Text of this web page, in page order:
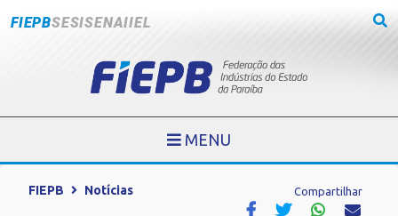
FIEPBSESISENAIIEL
MENU
FIEPB Notícias Compartilhar